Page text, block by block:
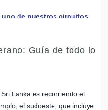
uno de nuestros circuitos
Guía de todo lo
Lanka es recorriendo el
el sudoeste, que incluye